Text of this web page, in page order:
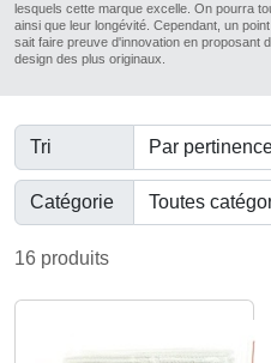
lesquels cette marque excelle. On pourra
ainsi que leur longévité. Cependant, un
sait faire preuve d'innovation en proposant
design des plus originaux.
Tri
Catégorie
16 produits